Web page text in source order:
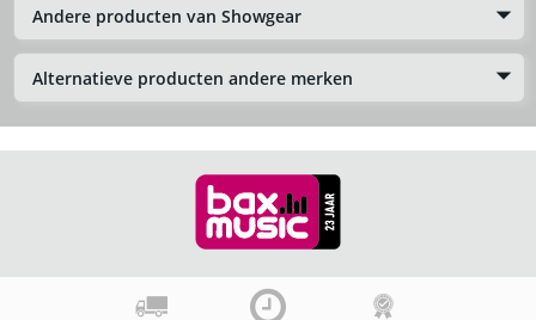
Andere producten van Showgear
Alternatieve producten andere merken